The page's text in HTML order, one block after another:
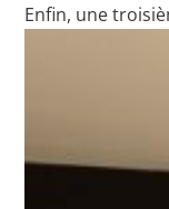
Enfin, une